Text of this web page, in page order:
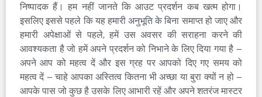
निष्पादक हैं। हम नहीं जानते कि आउट प्रदर्शन कब खत्म होगा।
इसलिए इससे पहले कि यह हमारी अनुभूति के बिना समाप्त हो जाए और
हमारी अपेक्षाओं से पहले, हमें उस अवसर की सराहना करने की
आवश्यकता है जो हमें अपने प्रदर्शन को निभाने के लिए दिया गया है –
अपने आप को महत्व दें और इस ग्रह पर आपको दिए गए समय को
महत्व दें – चाहे आपका अस्तित्व कितना भी अच्छा या बुरा क्यों न हो –
आपके पास जो कुछ है उसके लिए आभारी रहें और अपने शतरंज मास्टर